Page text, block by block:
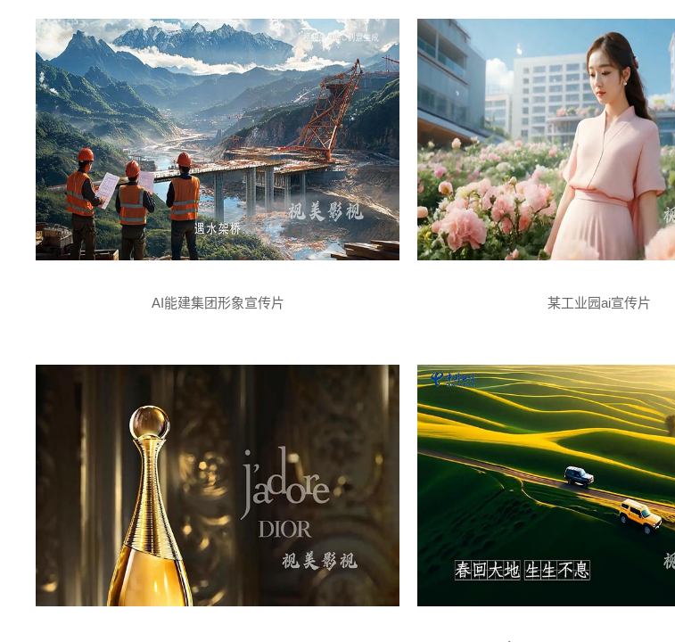
AI能建集团形象宣传片 某工业园ai宣传片